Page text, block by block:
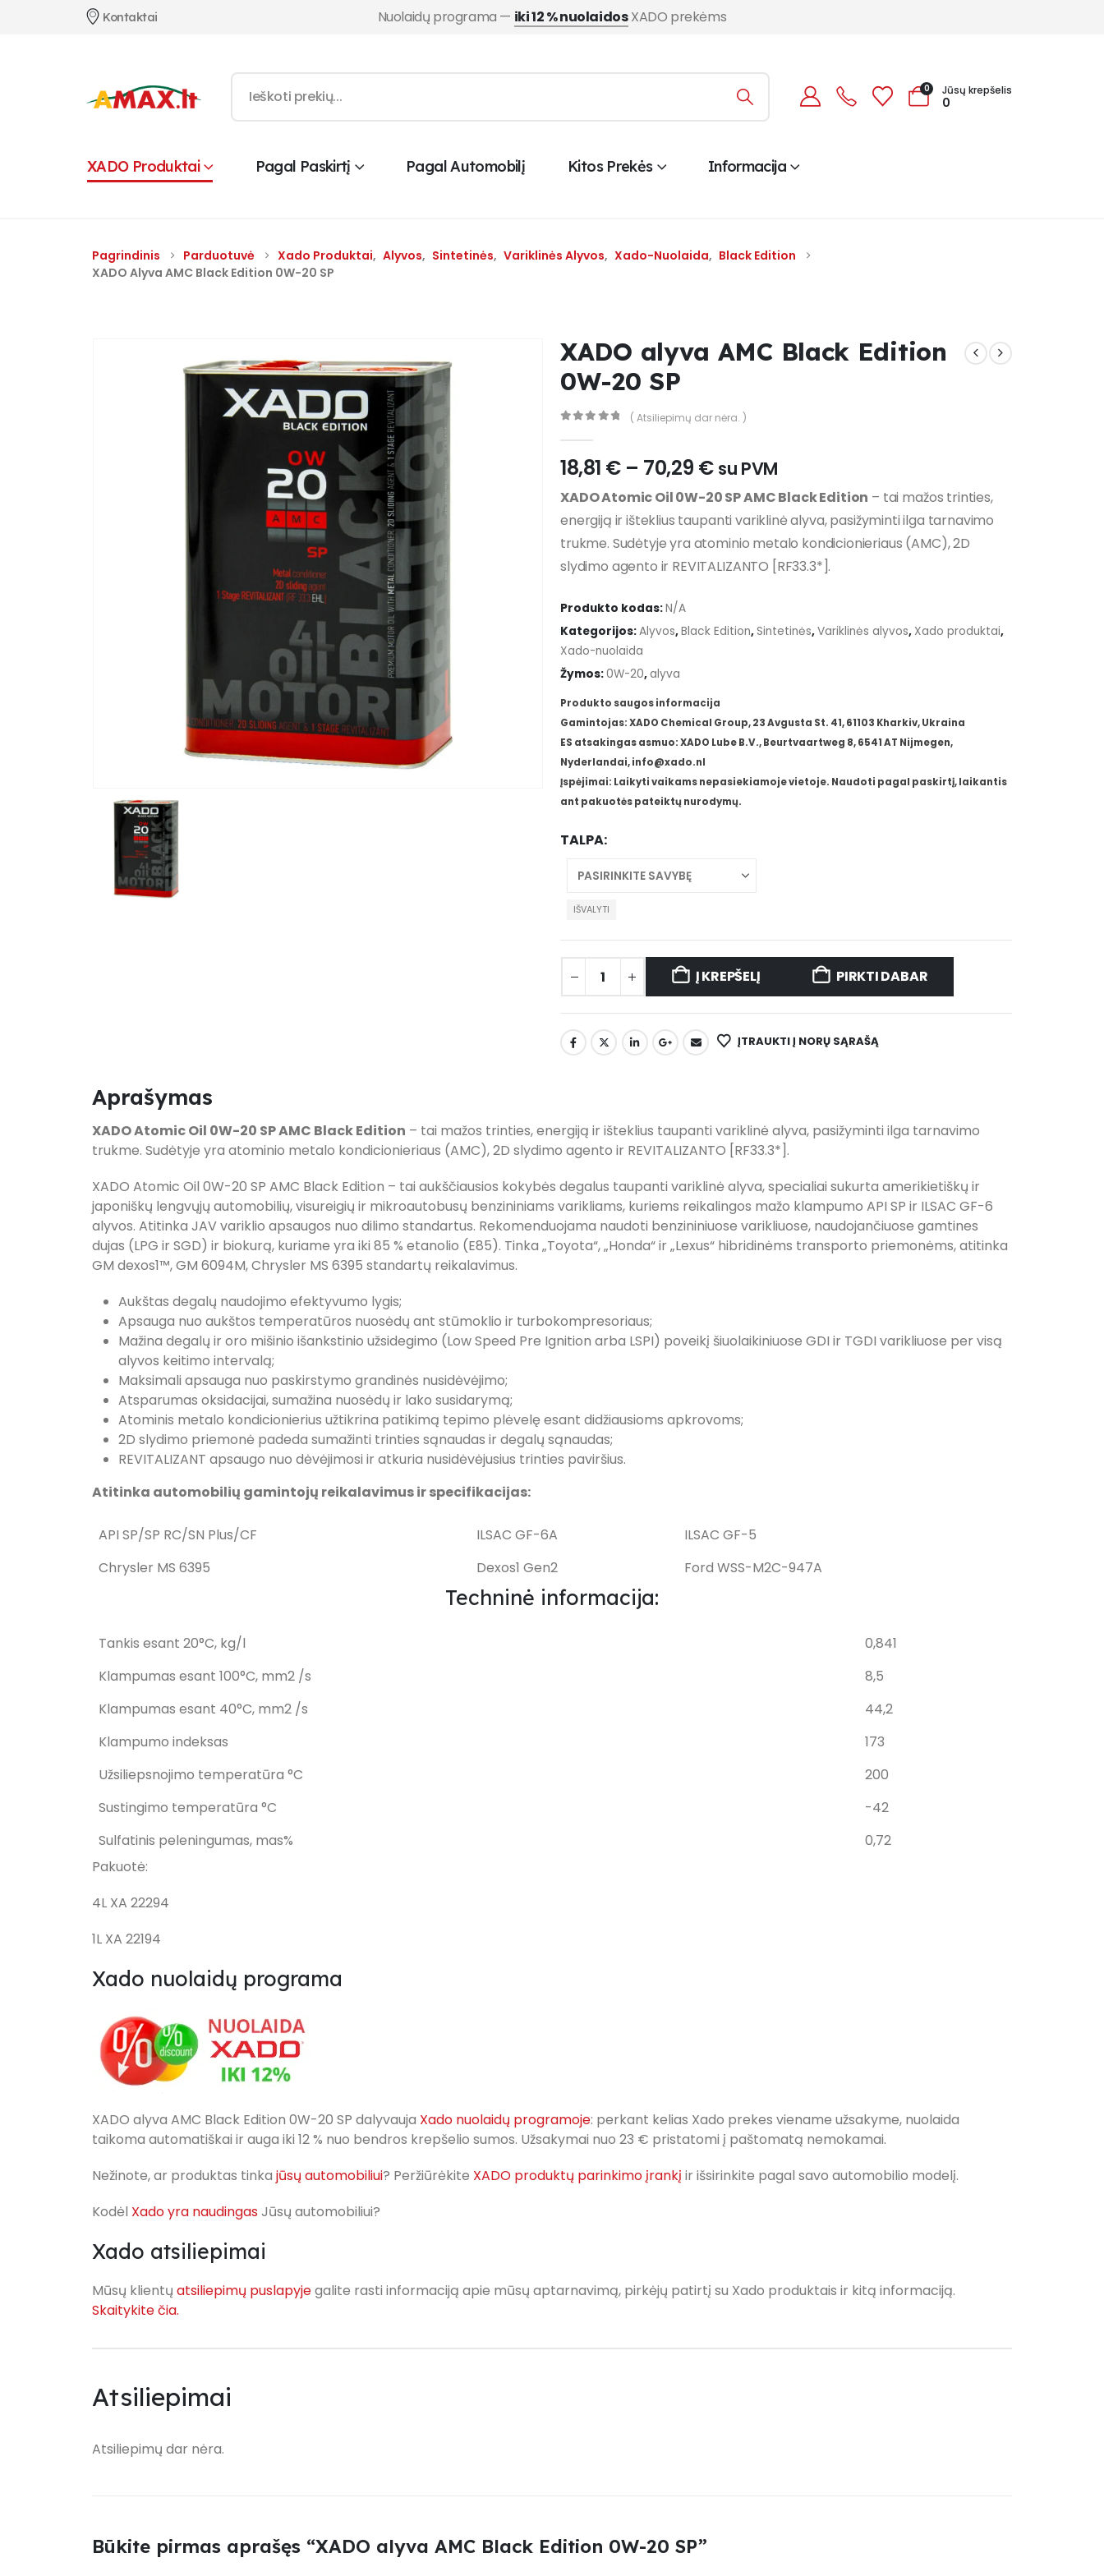
Kontaktai Nuolaidų programa — iki 12 % nuolaidosXADO prekėms
0 Jūsų krepšelis
0
XADO Produktai Pagal Paskirtį Pagal Automobilį Kitos Prekės Informacija
Pagrindinis Parduotuvė Xado Produktai, Alyvos, Sintetinės, Variklinės Alyvos, Xado-Nuolaida, Black Edition
XADO Alyva AMC Black Edition 0W-20 SP
XADO alyva AMC Black Edition
0W-20 SP
( Atsiliepimų dar nėra. )
18,81 € – 70,29 €Price
range:
18,81 €
through
70,29 €
su PVM
XADO Atomic Oil 0W-20 SP AMC Black Edition – tai mažos trinties,
energiją ir išteklius taupanti variklinė alyva, pasižyminti ilga tarnavimo
trukme. Sudėtyje yra atominio metalo kondicionieriaus (AMC), 2D
slydimo agento ir REVITALIZANTO [RF33.3*].
Produkto kodas:N/A
Kategorijos:Alyvos,Black Edition,Sintetinės,Variklinės alyvos, Xado produktai,
Xado-nuolaida
Žymos:0W-20,alyva
Produkto saugos informacija
Gamintojas: XADO Chemical Group, 23 Avgusta St. 41, 61103 Kharkiv, Ukraina
ES atsakingas asmuo: XADO Lube B.V., Beurtvaartweg 8, 6541 AT Nijmegen,
Nyderlandai, info@xado.nl
Įspėjimai: Laikyti vaikams nepasiekiamoje vietoje. Naudoti pagal paskirtį, laikantis
ant pakuotės pateiktų nurodymų.
TALPA
IŠVALYTI
Į KREPŠELĮ PIRKTI DABAR
ĮTRAUKTI Į NORŲ SĄRAŠĄ
Aprašymas
XADO Atomic Oil 0W-20 SP AMC Black Edition – tai mažos trinties, energiją ir išteklius taupanti variklinė alyva, pasižyminti ilga tarnavimo
trukme. Sudėtyje yra atominio metalo kondicionieriaus (AMC), 2D slydimo agento ir REVITALIZANTO [RF33.3*].
XADO Atomic Oil 0W-20 SP AMC Black Edition – tai aukščiausios kokybės degalus taupanti variklinė alyva, specialiai sukurta amerikietiškų ir
japoniškų lengvųjų automobilių, visureigių ir mikroautobusų benzininiams varikliams, kuriems reikalingos mažo klampumo API SP ir ILSAC GF-6
alyvos. Atitinka JAV variklio apsaugos nuo dilimo standartus. Rekomenduojama naudoti benzininiuose varikliuose, naudojančiuose gamtines
dujas (LPG ir SGD) ir biokurą, kuriame yra iki 85 % etanolio (E85). Tinka „Toyota“, „Honda“ ir „Lexus“ hibridinėms transporto priemonėms, atitinka
GM dexos1™, GM 6094M, Chrysler MS 6395 standartų reikalavimus.
Aukštas degalų naudojimo efektyvumo lygis;
Apsauga nuo aukštos temperatūros nuosėdų ant stūmoklio ir turbokompresoriaus;
Mažina degalų ir oro mišinio išankstinio užsidegimo (Low Speed Pre Ignition arba LSPI) poveikį šiuolaikiniuose GDI ir TGDI varikliuose per visą
alyvos keitimo intervalą;
Maksimali apsauga nuo paskirstymo grandinės nusidėvėjimo;
Atsparumas oksidacijai, sumažina nuosėdų ir lako susidarymą;
Atominis metalo kondicionierius užtikrina patikimą tepimo plėvelę esant didžiausioms apkrovoms;
2D slydimo priemonė padeda sumažinti trinties sąnaudas ir degalų sąnaudas;
REVITALIZANT apsaugo nuo dėvėjimosi ir atkuria nusidėvėjusius trinties paviršius.
Atitinka automobilių gamintojų reikalavimus ir specifikacijas:
API SP/SP RC/SN Plus/CF ILSAC GF-6A
ILSAC GF-5
Chrysler MS 6395
Dexos1 Gen2 Ford WSS-M2C-947A
Techninė informacija:
Tankis esant 20°C, kg/l
0,841
Klampumas esant 100°C, mm2 /s
8,5
Klampumas esant 40°C, mm2 /s
44,2
Klampumo indeksas
173
Užsiliepsnojimo temperatūra °C
200
Sustingimo temperatūra °C
-42
Sulfatinis peleningumas, mas%
0,72
Pakuotė:
4L XA 22294
1L XA 22194
Xado nuolaidų programa
XADO alyva AMC Black Edition 0W-20 SP dalyvauja Xado nuolaidų programoje: perkant kelias Xado prekes viename užsakyme, nuolaida
taikoma automatiškai ir auga iki 12 % nuo bendros krepšelio sumos. Užsakymai nuo 23 € pristatomi į paštomatą nemokamai.
Nežinote, ar produktas tinka jūsų automobiliui? Peržiūrėkite XADO produktų parinkimo įrankį ir išsirinkite pagal savo automobilio modelį.
Kodėl Xado yra naudingasJūsų automobiliui?
Xado atsiliepimai
Mūsų klientų atsiliepimų puslapyjegalite rasti informaciją apie mūsų aptarnavimą, pirkėjų patirtį su Xado produktais ir kitą informaciją.
Skaitykite čia.
Atsiliepimai
Atsiliepimų dar nėra.
Būkite pirmas aprašęs “XADO alyva AMC Black Edition 0W-20 SP”